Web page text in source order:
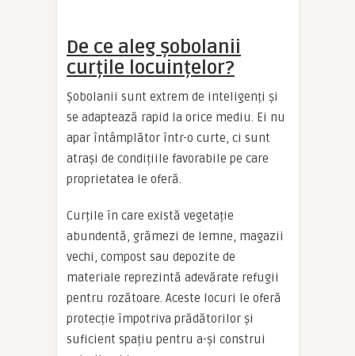
De ce aleg șobolanii
curțile locuințelor?
Șobolanii sunt extrem de inteligenți și
se adaptează rapid la orice mediu. Ei nu
apar întâmplător într-o curte, ci sunt
atrași de condițiile favorabile pe care
proprietatea le oferă.
Curțile în care există vegetație
abundentă, grămezi de lemne, magazii
vechi, compost sau depozite de
materiale reprezintă adevărate refugii
pentru rozătoare. Aceste locuri le oferă
protecție împotriva prădătorilor și
suficient spațiu pentru a-și construi